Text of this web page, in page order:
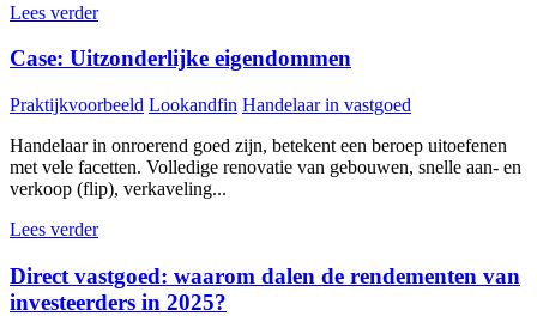
Lees verder
Case: Uitzonderlijke eigendommen
Praktijkvoorbeeld Lookandfin Handelaar in vastgoed
Handelaar in onroerend goed zijn, betekent een beroep uitoefenen
met vele facetten. Volledige renovatie van gebouwen, snelle aan- en
verkoop (flip), verkaveling...
Lees verder
Direct vastgoed: waarom dalen de rendementen van
investeerders in 2025?